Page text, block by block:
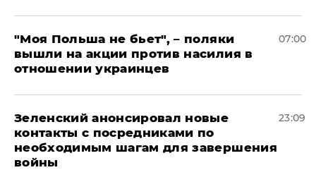
"Моя Польша не бьет", – поляки
вышли на акции против насилия в
отношении украинцев
07:00
Зеленский анонсировал новые
контакты с посредниками по
необходимым шагам для завершения
войны
23:09